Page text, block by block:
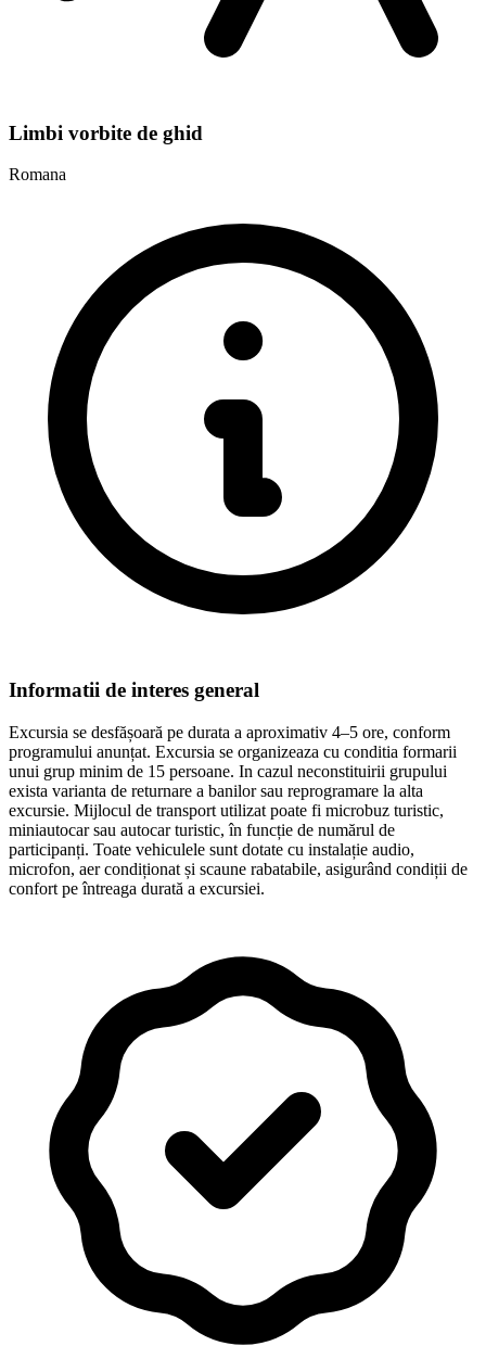
Limbi vorbite de ghid
Romana
Informatii de interes general
Excursia se desfășoară pe durata a aproximativ 4–5 ore, conform
programului anunțat. Excursia se organizeaza cu conditia formarii
unui grup minim de 15 persoane. In cazul neconstituirii grupului
exista varianta de returnare a banilor sau reprogramare la alta
excursie. Mijlocul de transport utilizat poate fi microbuz turistic,
miniautocar sau autocar turistic, în funcție de numărul de
participanți. Toate vehiculele sunt dotate cu instalație audio,
microfon, aer condiționat și scaune rabatabile, asigurând condiții de
confort pe întreaga durată a excursiei.